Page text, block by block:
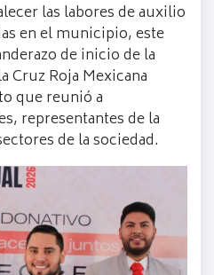
las labores de auxilio
en el municipio, este
de inicio de la
Cruz Roja Mexicana
que reunió a
representantes de la
de la sociedad.